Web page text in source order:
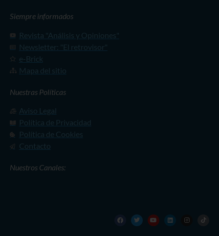
Siempre informados
Revista "Análisis y Opiniones"
Newsletter: "El retrovisor"
e-Brick
Mapa del sitio
Nuestras Políticas
Aviso Legal
Política de Privacidad
Política de Cookies
Contacto
Nuestros Canales: